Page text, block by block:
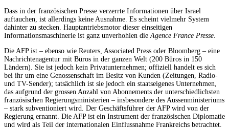
Dass in der französischen Presse verzerrte Informationen über Israel
auftauchen, ist allerdings keine Ausnahme. Es scheint vielmehr System
dahinter zu stecken. Hauptantriebsmotor dieser einseitigen
Informationsmaschinerie ist ganz unverhohlen die Agence France Presse
Die AFP ist – ebenso wie Reuters, Associated Press oder Bloomberg – eine
Nachrichtenagentur mit Büros in der ganzen Welt (200 Büros in 150
Ländern). Sie ist jedoch kein Privatunternehmen; offiziell handelt es sich
bei ihr um eine Genossenschaft im Besitz von Kunden (Zeitungen, Radio-
und TV-Sender); tatsächlich ist sie jedoch ein staatseigenes Unternehmen,
das aufgrund der grossen Anzahl von Abonnements der unterschiedlichsten
französischen Regierungsministerien – insbesondere des Aussenministeriums
– stark subventioniert wird. Der Geschäftsführer der AFP wird von der
Regierung ernannt. Die AFP ist ein Instrument der französischen Diplomatie
und wird als Teil der internationalen Einflussnahme Frankreichs betrachtet.